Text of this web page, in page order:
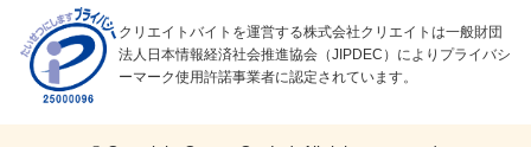
クリエイトバイトを運営する株式会社クリエイトは一般財団
法人日本情報経済社会推進協会（JIPDEC）によりプライバシ
ーマーク使用許諾事業者に認定されています。